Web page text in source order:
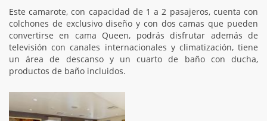
Este camarote, con capacidad de 1 a 2 pasajeros, cuenta con
colchones de exclusivo diseño y con dos camas que pueden
convertirse en cama Queen, podrás disfrutar además de
televisión con canales internacionales y climatización, tiene
un área de descanso y un cuarto de baño con ducha,
productos de baño incluidos.